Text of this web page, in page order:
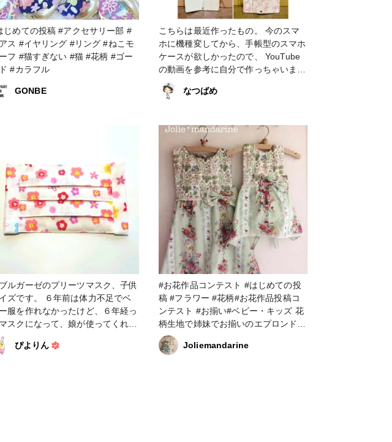
ての投稿 #アクセサリー部 #
グ #リング #ねこモ
フ #猫すぎない #猫 #花柄 #ゴー
#カラフル
GONBE
こちらは最近作ったもの。 今のスマ
ホに機種変してから、手帳型のスマホ
ケースが欲しかったので、 YouTube
の動画を参考に自分で作っちゃいまし
た。 留めタグの部分はマグネットだ
と不安だったので、プラスナップにし
ストラップを付けるハトメ穴を開ける
のもよし。ちなみに私はダイソーのラ
メ入りデコパージュ仕上げ液を塗った
上にセリアのデコパージュ液を塗りま
した。 #スマホケース #手帳型スマホ
ケース #100均DIY #花柄 #カルトナー
ジュ
なつばめ
ルガーゼのプリーツマスク、子供
ズです。 ６年前は体力不足でベ
服を作れなかったけど、６年経っ
スクになって、娘が使ってくれて
ます😊 良かった良かった✨ 手作り
スクブームのおかげで、可愛い柄の
ぴよりん
#お花作品コンテスト #はじめての投
稿 #フラワー #花柄#お花作品投稿コ
ンテスト #お揃い#ベビー・キッズ 花
柄生地で姉妹でお揃いのエプロンドレ
スを作りました #ソーイング
Joliemandarine